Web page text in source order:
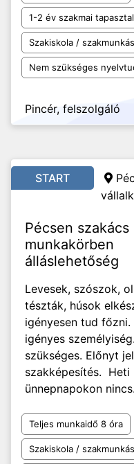
1-2 év szakmai
Szakiskola /
Nem szükséges
Pincér, felszolgáló
START
Pécsen szakács
munkakörben
álláslehetőség
Levesek, szószok,
tészták, húsok
igényesen tud
igényes
szükséges. Előnyt
szakképesítés. Heti
ünnepnapokon
Teljes munkaidő 8 óra
Szakiskola /